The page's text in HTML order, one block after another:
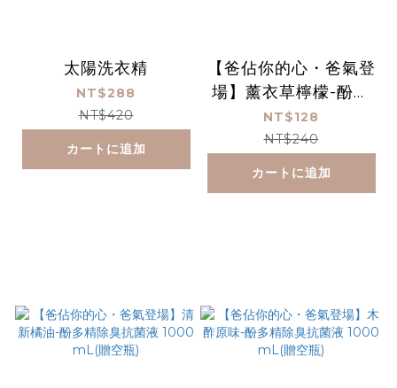
太陽洗衣精
NT$288
NT$420
カートに追加
【爸佔你的心・爸氣登
場】薰衣草檸檬-酚多
精除臭抗菌液 1000
mL(贈空瓶)
NT$128
NT$240
カートに追加